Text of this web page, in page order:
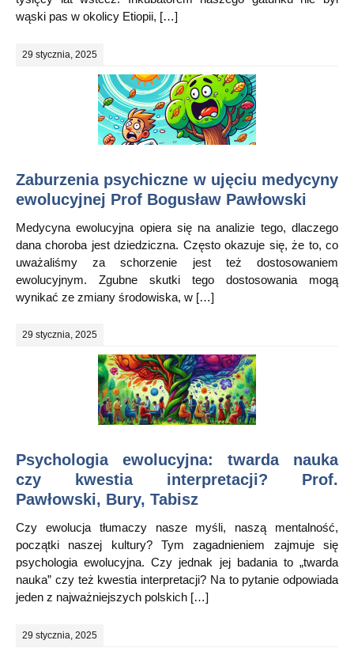
wąski pas w okolicy Etiopii, […]
29 stycznia, 2025
Zaburzenia psychiczne w ujęciu medycyny
ewolucyjnej Prof Bogusław Pawłowski
Medycyna ewolucyjna opiera się na analizie tego, dlaczego
dana choroba jest dziedziczna. Często okazuje się, że to, co
uważaliśmy za schorzenie jest też dostosowaniem
ewolucyjnym. Zgubne skutki tego dostosowania mogą
wynikać ze zmiany środowiska, w […]
29 stycznia, 2025
Psychologia ewolucyjna: twarda nauka
czy kwestia interpretacji? Prof.
Pawłowski, Bury, Tabisz
Czy ewolucja tłumaczy nasze myśli, naszą mentalność,
początki naszej kultury? Tym zagadnieniem zajmuje się
psychologia ewolucyjna. Czy jednak jej badania to „twarda
nauka” czy też kwestia interpretacji? Na to pytanie odpowiada
jeden z najważniejszych polskich […]
29 stycznia, 2025